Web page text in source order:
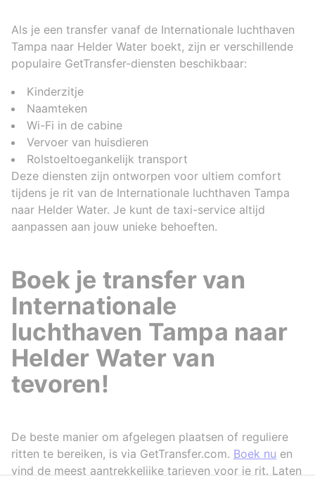
Als je een transfer vanaf de Internationale luchthaven
Tampa naar Helder Water boekt, zijn er verschillende
populaire GetTransfer-diensten beschikbaar:
Kinderzitje
Naamteken
Wi-Fi in de cabine
Vervoer van huisdieren
Rolstoeltoegankelijk transport
Deze diensten zijn ontworpen voor ultiem comfort
tijdens je rit van de Internationale luchthaven Tampa
naar Helder Water. Je kunt de taxi-service altijd
aanpassen aan jouw unieke behoeften.
Boek je transfer van
Internationale
luchthaven Tampa naar
Helder Water van
tevoren!
De beste manier om afgelegen plaatsen of reguliere
ritten te bereiken, is via GetTransfer.com. Boek nu en
vind de meest aantrekkelijke tarieven voor je rit. Laten